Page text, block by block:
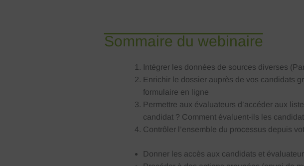
Sommaire du webinaire
Intégrer les données de sources diverses
Enrichir le dossier auprès de vos candidats
formulaire en ligne
Permettre aux évaluateurs d’accéder aux
candidat ? Comment évaluent-ils les
Contrôler l’ensemble du processus depuis
Donner les accès aux candidats et